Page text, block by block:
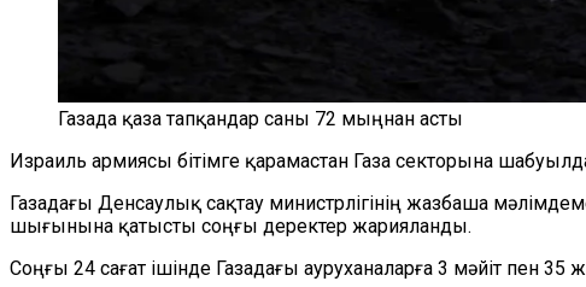
Газада қаза тапқандар саны 72 мыңнан асты
Израиль армиясы бітімге қарамастан Газа секторына
Газадағы Денсаулық сақтау министрлігінің жазбаша
шығынына қатысты соңғы деректер жарияланды.
Соңғы 24 сағат ішінде Газадағы ауруханаларға 3 мәйіт пен 35